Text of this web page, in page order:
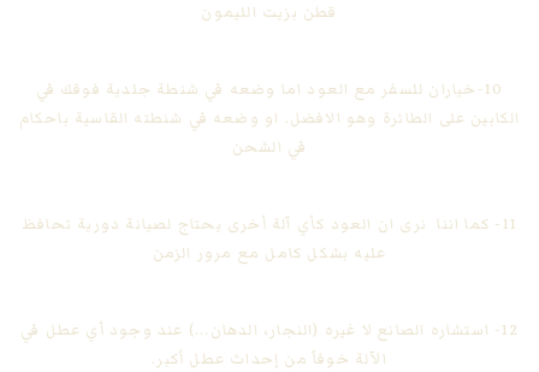
قطن بزيت الليمون
10-خياران للسفر مع العود اما وضعه في شنطة جلدية فوقك في
الكابين على الطائرة وهو الافضل. او وضعه في شنطته القاسية باحكام
في الشحن
11- كما اننا نرى ان العود كأي آلة أخرى يحتاج لصيانة دورية تحافظ
عليه بشكل كامل مع مرور الزمن
12- استشاره الصانع لا غيره (النجار، الدهان...) عند وجود أي عطل في
الآلة خوفاً من إحداث عطل أكبر.